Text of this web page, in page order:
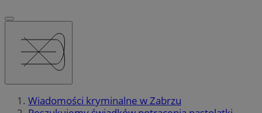
Wiadomości kryminalne w Zabrzu